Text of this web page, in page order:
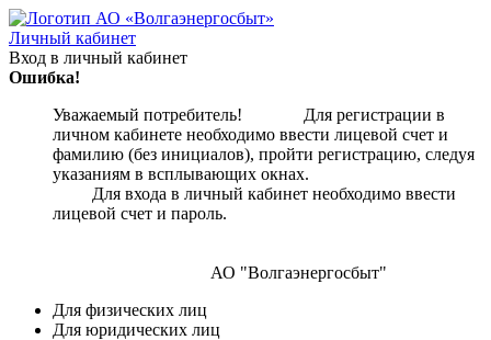
Личный кабинет
Вход в личный кабинет
Ошибка!
Уважаемый потребитель! Для регистрации в
личном кабинете необходимо ввести лицевой счет и
фамилию (без инициалов), пройти регистрацию, следуя
указаниям в всплывающих окнах.
Для входа в личный кабинет необходимо ввести
лицевой счет и пароль.
АО "Волгаэнергосбыт"
Для физических лиц
Для юридических лиц